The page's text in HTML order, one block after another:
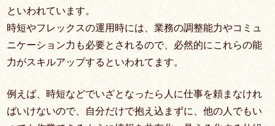
といわれています。
時短やフレックスの運用時には、業務の調整能力やコミュ
ニケーション力も必要とされるので、必然的にこれらの能
力がスキルアップするといわれてます。
例えば、時短などでいざとなったら人に仕事を頼まなけれ
ばいけないので、自分だけで抱え込まずに、他の人でもい